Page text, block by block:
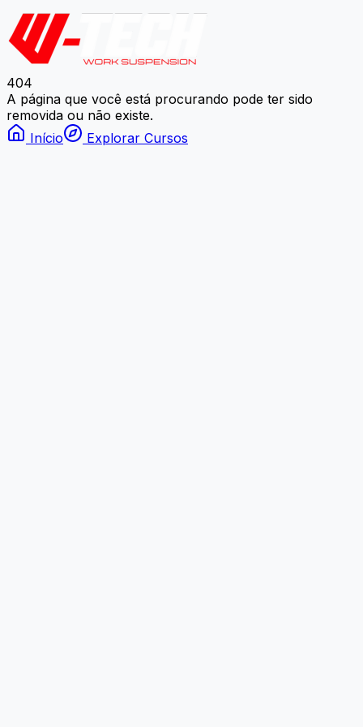
404
A página que você está procurando pode ter sido
removida ou não existe.
Início
Explorar Cursos